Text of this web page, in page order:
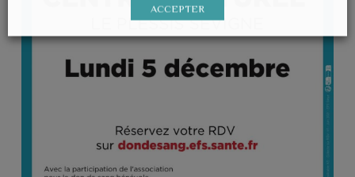
ACCEPTER